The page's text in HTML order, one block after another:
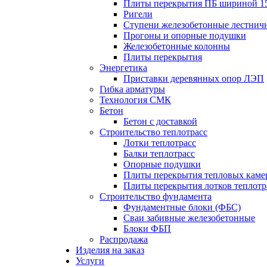
Плиты перекрытия ПБ шириной
Ригели
Ступени железобетонные
Прогоны и опорные подушки
Железобетонные колонны
Плиты перекрытия
Энергетика
Приставки деревянных опор ЛЭП
Гибка арматуры
Технология СМК
Бетон
Бетон с доставкой
Строительство теплотрасс
Лотки теплотрасс
Балки теплотрасс
Опорные подушки
Плиты перекрытия тепловых
Плиты перекрытия лотков
Строительство фундамента
Фундаментные блоки (ФБС)
Сваи забивные железобетонные
Блоки ФБП
Распродажа
Изделия на заказ
Услуги